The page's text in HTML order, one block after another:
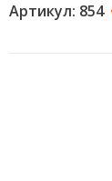
Артикул: 854